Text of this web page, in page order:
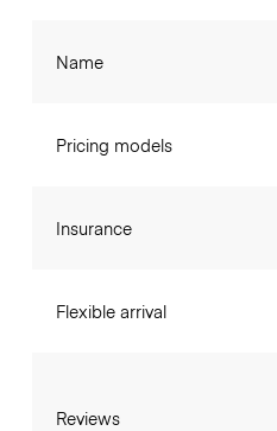
Name
Pricing models
Insurance
Flexible arrival
Reviews